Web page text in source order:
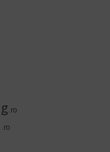
.ro
.ro